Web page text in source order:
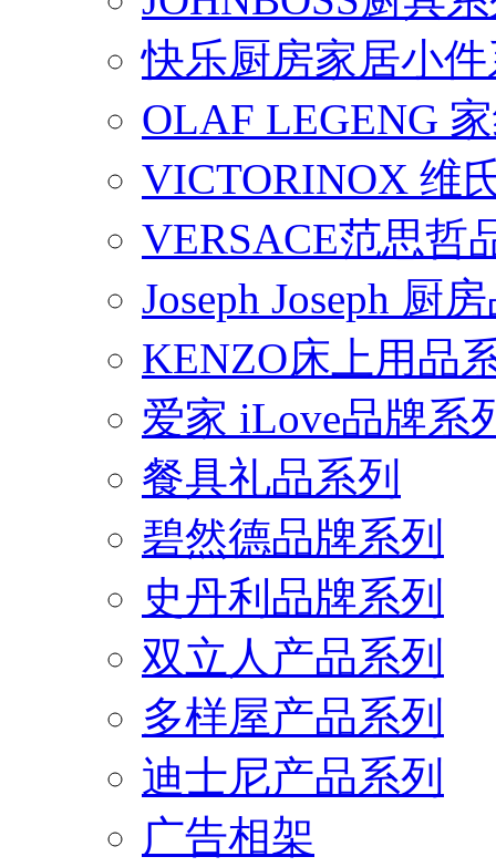
快乐厨房家居小
OLAF LEGENG
VICTORINOX 维
VERSACE范思哲
Joseph Joseph 厨
KENZO床上用品
爱家 iLove品牌系
餐具礼品系列
碧然德品牌系列
史丹利品牌系列
双立人产品系列
多样屋产品系列
迪士尼产品系列
广告相架